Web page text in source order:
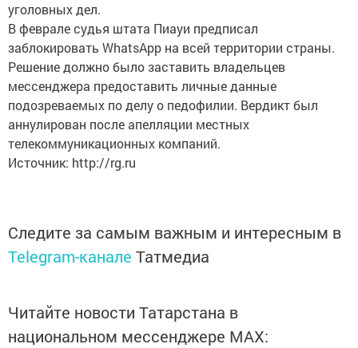
уголовных дел.
В феврале судья штата Пиауи предписал
заблокировать WhatsApp на всей территории страны.
Решение должно было заставить владельцев
мессенджера предоставить личные данные
подозреваемых по делу о педофилии. Вердикт был
аннулирован после апелляции местных
телекоммуникационных компаний.
Источник: http://rg.ru
Следите за самым важным и интересным в
Telegram-канале Татмедиа
Читайте новости Татарстана в
национальном мессенджере MАХ: